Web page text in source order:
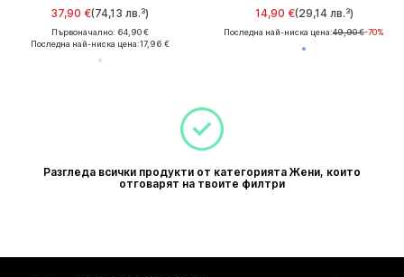
37,90 €(74,13 лв.³)
Първоначално: 64,90 €
Последна най-ниска цена:17,96 €
14,90 €(29,14 лв.³)
Последна най-ниска цена:49,90 €-70%
Разгледа всички продукти от категорията Жени, които
отговарят на твоите филтри